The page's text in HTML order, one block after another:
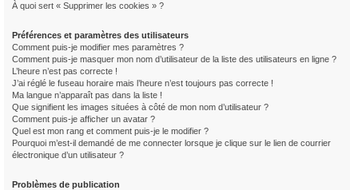
À quoi sert « Supprimer les cookies » ?
Préférences et paramètres des utilisateurs
Comment puis-je modifier mes paramètres ?
Comment puis-je masquer mon nom d’utilisateur de la liste des utilisateurs en ligne ?
L’heure n’est pas correcte !
J’ai réglé le fuseau horaire mais l’heure n’est toujours pas correcte !
Ma langue n’apparaît pas dans la liste !
Que signifient les images situées à côté de mon nom d’utilisateur ?
Comment puis-je afficher un avatar ?
Quel est mon rang et comment puis-je le modifier ?
Pourquoi m’est-il demandé de me connecter lorsque je clique sur le lien de courrier
électronique d’un utilisateur ?
Problèmes de publication